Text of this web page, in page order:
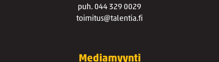
puh. 044 329 0029
toimitus@talentia.fi
Mediamyynti